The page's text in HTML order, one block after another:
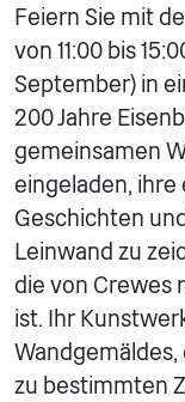
Feiern Sie mit
von 11:00 bis
September) in
200 Jahre
gemeinsamen
eingeladen,
Geschichten
Leinwand zu
die von Crewes
ist. Ihr
zu bestimmten